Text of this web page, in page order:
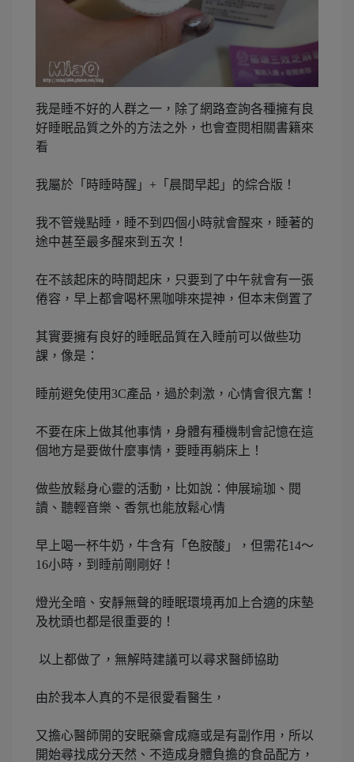
我是睡不好的人群之一，除了網路查詢各種擁有良
好睡眠品質之外的方法之外，也會查閱相關書籍來
看
我屬於「時睡時醒」+「晨間早起」的綜合版！
我不管幾點睡，睡不到四個小時就會醒來，睡著的
途中甚至最多醒來到五次！
在不該起床的時間起床，只要到了中午就會有一張
倦容，早上都會喝杯黑咖啡來提神，但本末倒置了
其實要擁有良好的睡眠品質在入睡前可以做些功
課，像是：
睡前避免使用3C產品，過於刺激，心情會很亢奮！
不要在床上做其他事情，身體有種機制會記憶在這
個地方是要做什麼事情，要睡再躺床上！
做些放鬆身心靈的活動，比如說：伸展瑜珈、閱
讀、聽輕音樂、香氛也能放鬆心情
早上喝一杯牛奶，牛含有「色胺酸」，但需花14～
16小時，到睡前剛剛好！
燈光全暗、安靜無聲的睡眠環境再加上合適的床墊
及枕頭也都是很重要的！
以上都做了，無解時建議可以尋求醫師協助
由於我本人真的不是很愛看醫生，
又擔心醫師開的安眠藥會成癮或是有副作用，所以
開始尋找成分天然、不造成身體負擔的食品配方，